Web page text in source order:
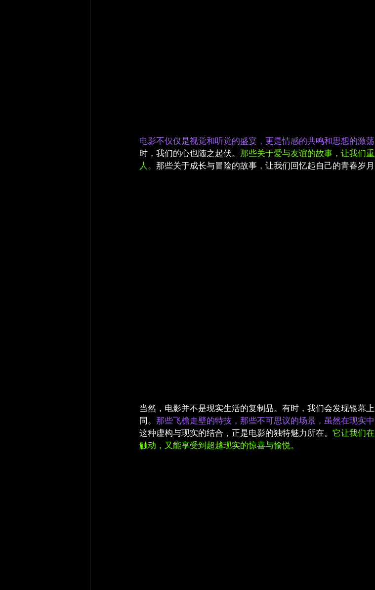
电影不仅仅是视觉和听觉的盛宴，更是情感的共鸣和思想的激荡
时，我们的心也随之起伏。 那些关于爱与友谊的故事，让我们
人。 那些关于成长与冒险的故事，让我们回忆起自己的青春岁
当然，电影并不是现实生活的复制品。有时，我们会发现银幕
同。 那些飞檐走壁的特技，那些不可思议的场景，虽然在现实
这种虚构与现实的结合，正是电影的独特魅力所在。 它让我们
触动，又能享受到超越现实的惊喜与愉悦。